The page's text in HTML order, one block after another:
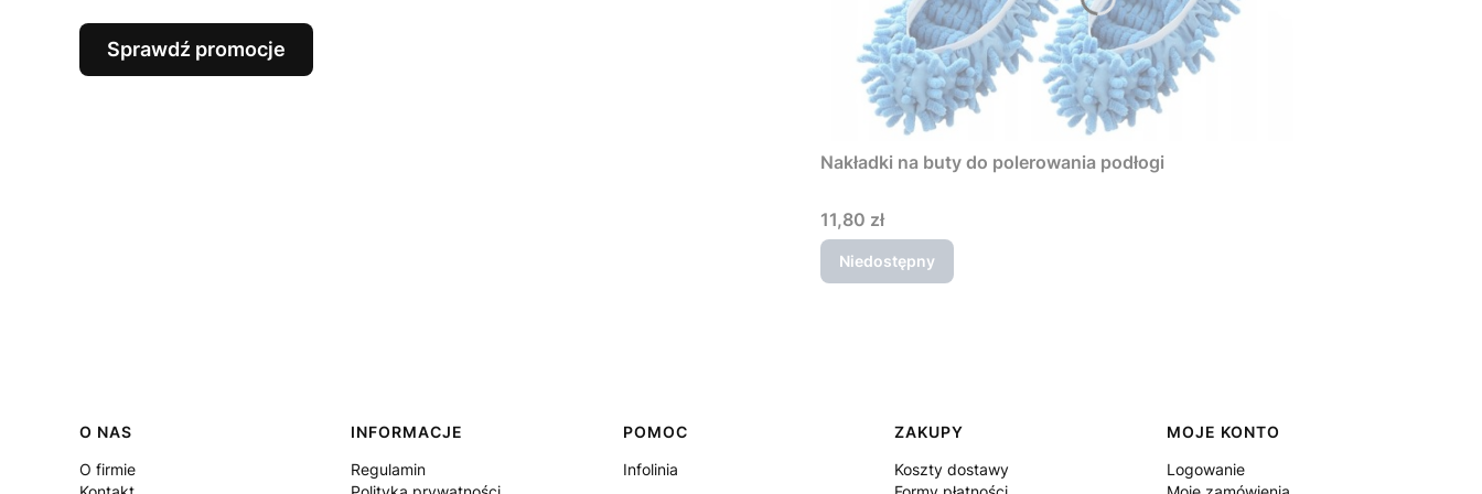
Sprawdź promocje
Nakładki na buty do polerowania podłogi
Cena
11,80 zł
Niedostępny
Linki w stopce
O NAS
O firmie
INFORMACJE
Regulamin
POMOC
Infolinia
ZAKUPY
Koszty dostawy
MOJE KONTO
Logowanie